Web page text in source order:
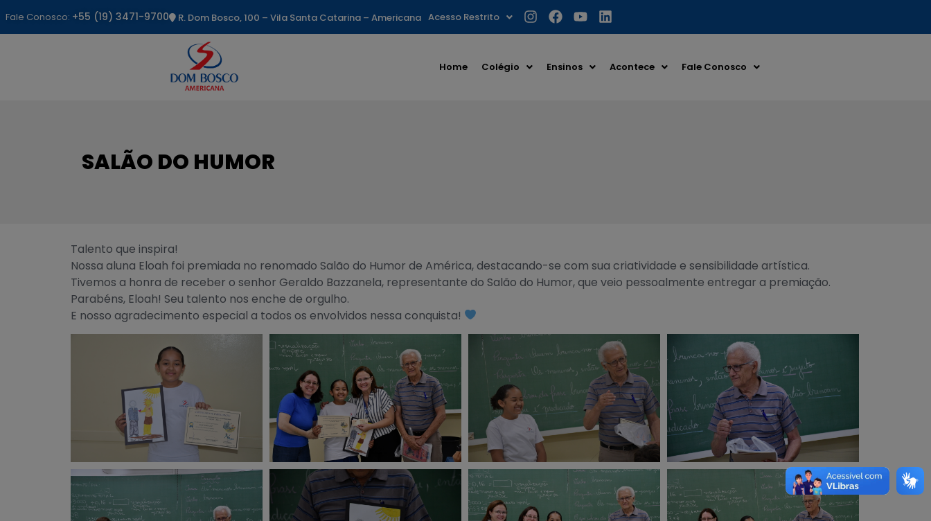
Fale Conosco: +55 (19) 3471-9700 R. Dom Bosco, 100 – Vila Santa Catarina – Americana Acesso Restrito
Home Colégio Ensinos Acontece Fale Conosco
SALÃO DO HUMOR
Talento que inspira!
Nossa aluna Eloah foi premiada no renomado Salão do Humor de América, destacando-se com sua criatividade e sensibilidade artística.
Tivemos a honra de receber o senhor Geraldo Bazzanela, representante do Salão do Humor, que veio pessoalmente entregar a premiação.
Parabéns, Eloah! Seu talento nos enche de orgulho.
E nosso agradecimento especial a todos os envolvidos nessa conquista!